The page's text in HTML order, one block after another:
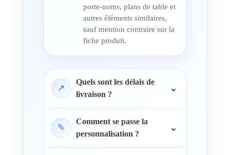
porte-noms, plans de table et
autres éléments similaires,
sauf mention contraire sur la
fiche produit.
↗
Quels sont les délais de
livraison ?
✎
Comment se passe la
personnalisation ?